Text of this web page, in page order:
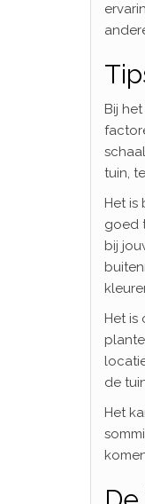
Bij
tuin,
Het
goed
bij
Het
de
Het